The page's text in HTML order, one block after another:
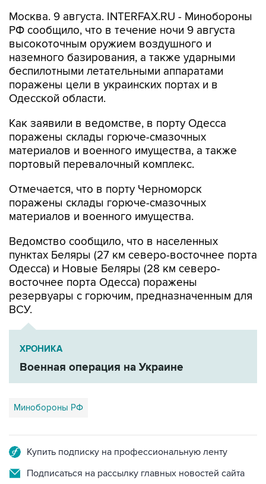
Москва. 9 августа. INTERFAX.RU - Минобороны
РФ сообщило, что в течение ночи 9 августа
высокоточным оружием воздушного и
наземного базирования, а также ударными
беспилотными летательными аппаратами
поражены цели в украинских портах и в
Одесской области.
Как заявили в ведомстве, в порту Одесса
поражены склады горюче-смазочных
материалов и военного имущества, а также
портовый перевалочный комплекс.
Отмечается, что в порту Черноморск
поражены склады горюче-смазочных
материалов и военного имущества.
Ведомство сообщило, что в населенных
пунктах Беляры (27 км северо-восточнее порта
Одесса) и Новые Беляры (28 км северо-
восточнее порта Одесса) поражены
резервуары с горючим, предназначенным для
ВСУ.
ХРОНИКА
Военная операция на Украине
Минобороны РФ
Купить подписку на профессиональную ленту
Подписаться на рассылку главных новостей сайта